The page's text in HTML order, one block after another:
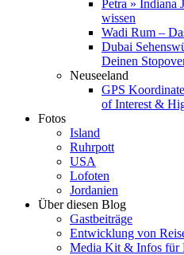
Petra » Indiana
wissen
Wadi Rum –
Dubai
Deinen
Neuseeland
GPS
of Interest &
Fotos
Island
Ruhrpott
USA
Lofoten
Jordanien
Über diesen Blog
Gastbeiträge
Entwicklung von
Media Kit & Infos für